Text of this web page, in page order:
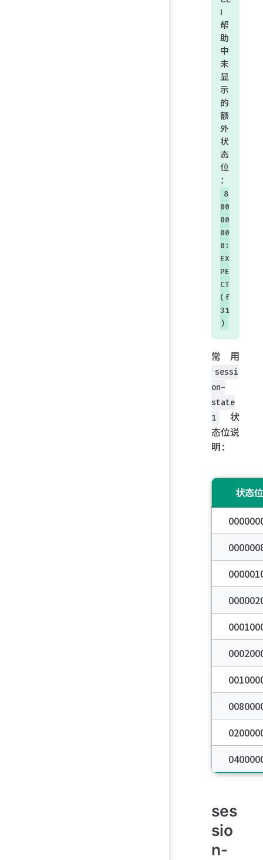
I
帮
助
中
未
显
示
的
额
外
状
态
位
：
8
00
00
00
0:
EX
PE
CT
(f
31
)
常用
sessi
on-
state
1
状
态位说
明：
状态位
ses
sio
n-